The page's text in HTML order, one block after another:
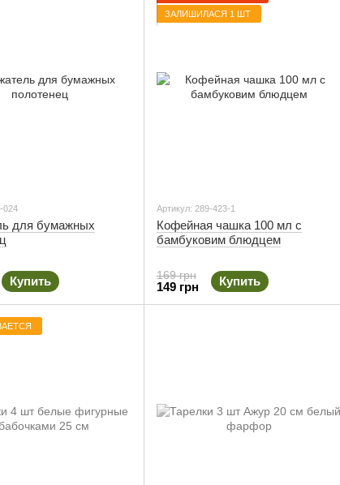
024
для бумажных
Купить
ЗАЛИШИЛАСЯ 1 ШТ
Артикул: 289-423-1
Кофейная чашка 100 мл с
бамбуковим блюдцем
169 грн
149 грн Купить